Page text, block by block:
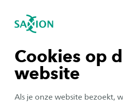
Cookies op
website
Als je onze website bezoekt,
Navigatie openen
tonen
tonen
sluiten